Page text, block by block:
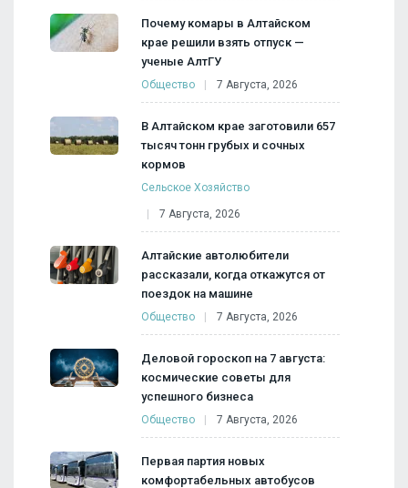
Почему комары в Алтайском
крае решили взять отпуск —
ученые АлтГУ
Общество 7 Августа, 2026
В Алтайском крае заготовили 657
тысяч тонн грубых и сочных
кормов
Сельское Хозяйство
7 Августа, 2026
Алтайские автолюбители
рассказали, когда откажутся от
поездок на машине
Общество 7 Августа, 2026
Деловой гороскоп на 7 августа:
космические советы для
успешного бизнеса
Общество 7 Августа, 2026
Первая партия новых
комфортабельных автобусов